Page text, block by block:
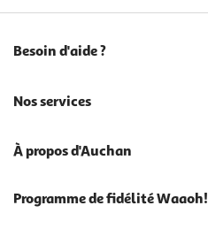
Besoin d'aide ?
Nos services
À propos d'Auchan
Programme de fidélité Waaoh!